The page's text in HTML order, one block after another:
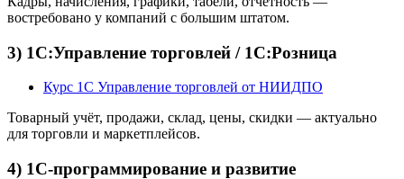
востребовано у компаний с большим штатом.
3) 1С:Управление торговлей / 1С:Розница
Курс 1С Управление торговлей от НИИДПО
Товарный учёт, продажи, склад, цены, скидки — актуально
для торговли и маркетплейсов.
4) 1С-программирование и развитие